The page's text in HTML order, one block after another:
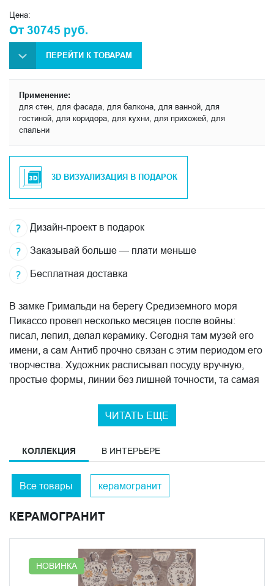
Цена:
От 30745 руб.
ПЕРЕЙТИ К ТОВАРАМ
Применение:
для стен, для фасада, для балкона, для ванной, для
гостиной, для коридора, для кухни, для прихожей, для
спальни
3D ВИЗУАЛИЗАЦИЯ В ПОДАРОК
Дизайн-проект в подарок
Заказывай больше — плати меньше
Бесплатная доставка
В замке Гримальди на берегу Средиземного моря
Пикассо провел несколько месяцев после войны:
писал, лепил, делал керамику. Сегодня там музей его
имени, а сам Антиб прочно связан с этим периодом его
творчества. Художник расписывал посуду вручную,
простые формы, линии без лишней точности, та самая
именно от этого. Графика на плитке воспроизводит
одновременно далёкие от прямого цитирования.
легкостью, которая и делала работы Пикассо-
керамиста непохожими на всё остальное.
Формат ковра 119,5x238,5 см рассчитан на размещение
в нише, в простенке. Он не требует сложной раскладки:
модуль собирается из нескольких плиток и закрывает
плоскость цельным изображением. Хорошо держит
ЧИТАТЬ ЕЩЕ
КОЛЛЕКЦИЯ В ИНТЕРЬЕРЕ
Все товары керамогранит
КЕРАМОГРАНИТ
НОВИНКА